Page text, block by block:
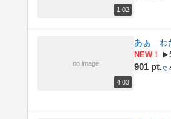
1:02
no image
4:03
あぁ わ
NEW！
901 pt.
▶
📁